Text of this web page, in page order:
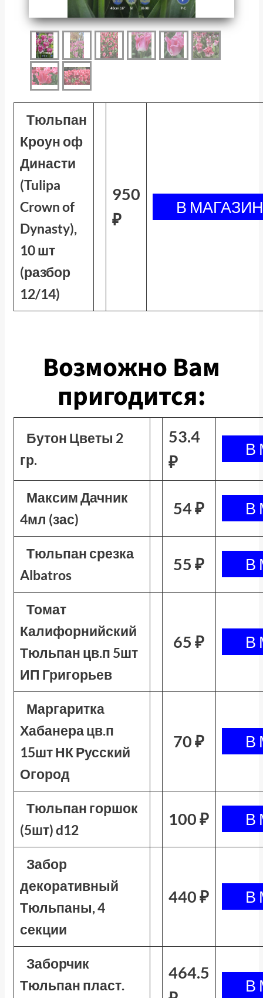
Тюльпан
Кроун оф
Династи
(Tulipa
Crown of
Dynasty),
10 шт
(разбор
12/14)
950
₽
Возможно Вам
пригодится:
Бутон Цветы 2
гр.
53.4
₽
Максим Дачник
4мл (зас)
54 ₽
Тюльпан срезка
Albatros
55 ₽
Томат
Калифорнийский
Тюльпан цв.п 5шт
ИП Григорьев
65 ₽
Маргаритка
Хабанера цв.п
15шт НК Русский
Огород
70 ₽
Тюльпан горшок
(5шт) d12
100 ₽
Забор
декоративный
Тюльпаны, 4
секции
440 ₽
Заборчик
Тюльпан пласт.
464.5